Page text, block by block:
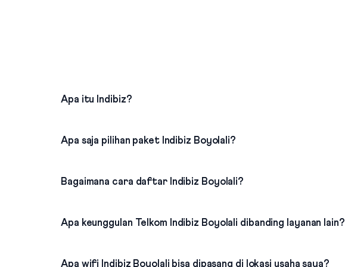
Apa itu Indibiz?
Apa saja pilihan paket Indibiz Boyolali?
Bagaimana cara daftar Indibiz Boyolali?
Apa keunggulan Telkom Indibiz Boyolali dibanding layanan lain?
Apa wifi Indibiz Boyolali bisa dipasang di lokasi usaha saya?